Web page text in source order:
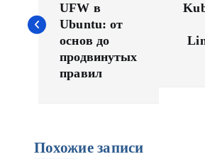
и
г
UFW в
Ubuntu: от
основ до
продвинутых
правил
Похожие записи